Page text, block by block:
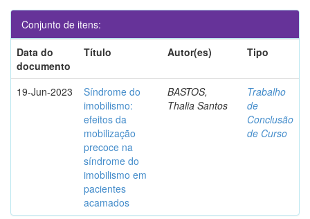
Conjunto de itens:
Data do
documento
Título Autor(es) Tipo
19-Jun-2023
Síndrome do
imobilismo:
efeitos da
mobilização
precoce na
síndrome do
imobilismo em
pacientes
acamados
BASTOS,
Thalia Santos
Trabalho
de
Conclusão
de Curso